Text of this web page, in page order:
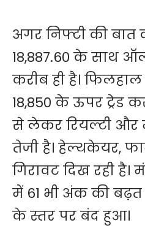
अगर निफ्टी की बात
18,887.60 के साथ
करीब ही है।
18,850 के ऊपर ट्रेड
से लेकर रियल्टी और
तेजी है। हेल्थकेयर,
गिरावट दिख रही है।
में 61 भी अंक की बढ़त
के स्तर पर बंद हुआ।